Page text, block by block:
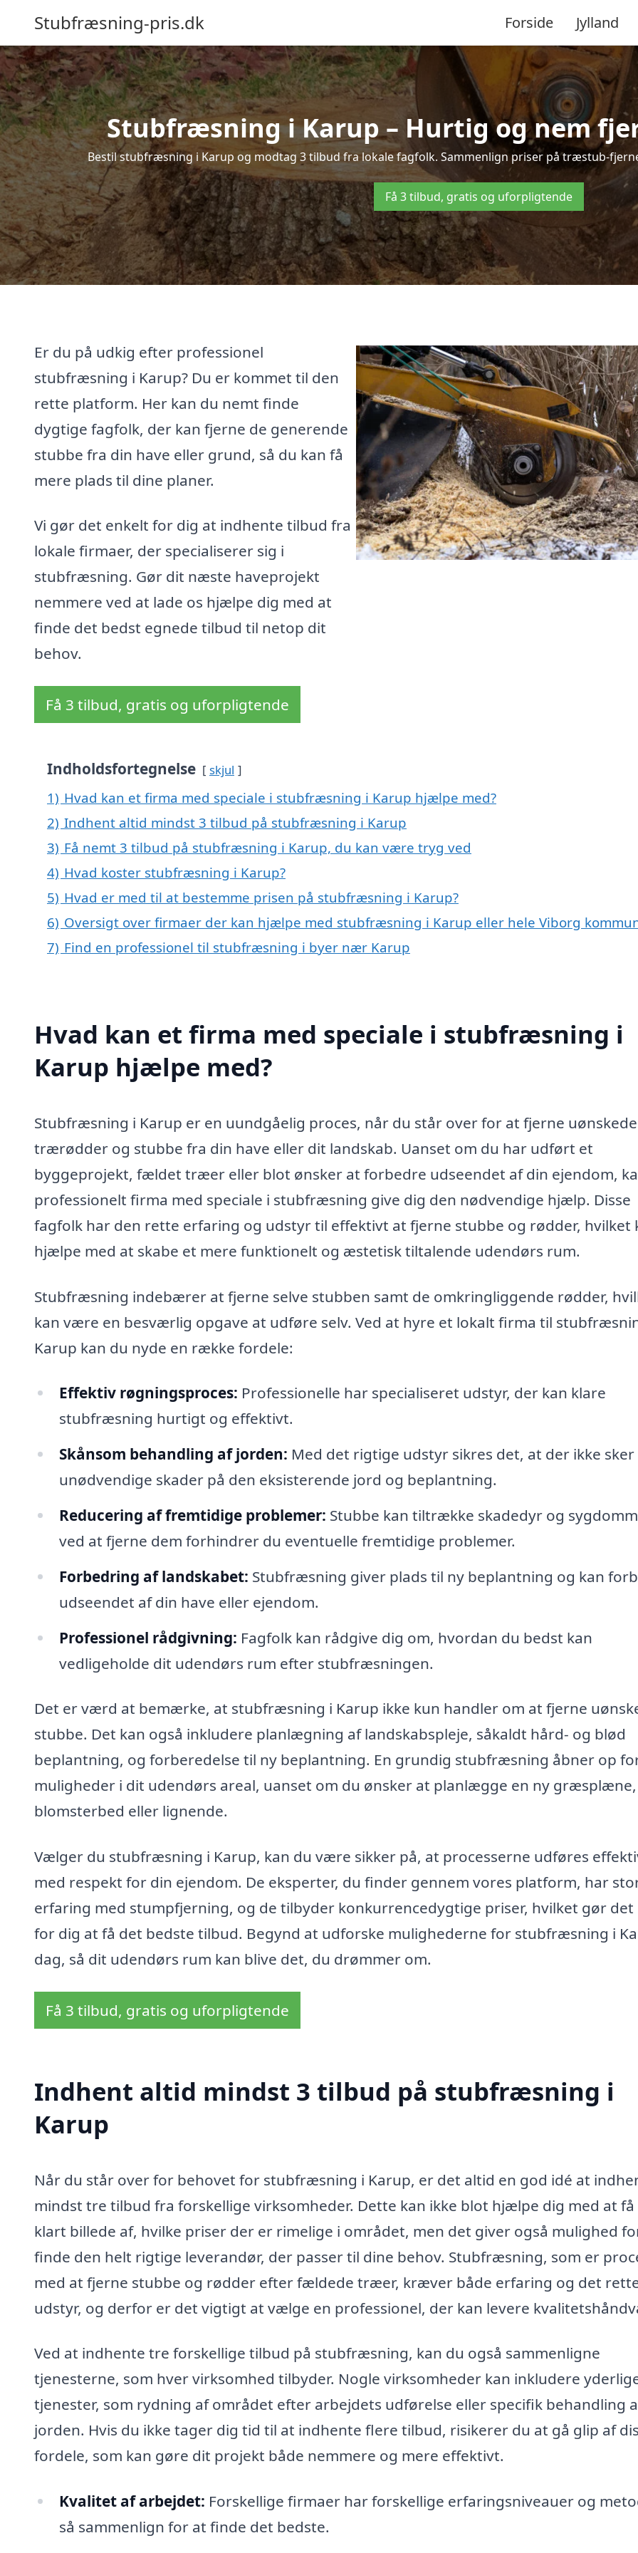
Stubfræsning-pris.dk Forside Jylland
Stubfræsning i Karup – Hurtig og nem
Bestil stubfræsning i Karup og modtag 3 tilbud fra lokale fagfolk. Sammenlign priser på træstub-
Få 3 tilbud, gratis og uforpligtende
Er du på udkig efter professionel
stubfræsning i Karup? Du er kommet til den
rette platform. Her kan du nemt finde
dygtige fagfolk, der kan fjerne de generende
stubbe fra din have eller grund, så du kan få
mere plads til dine planer.
Vi gør det enkelt for dig at indhente tilbud fra
lokale firmaer, der specialiserer sig i
stubfræsning. Gør dit næste haveprojekt
nemmere ved at lade os hjælpe dig med at
finde det bedst egnede tilbud til netop dit
behov.
Få 3 tilbud, gratis og uforpligtende
Indholdsfortegnelse skjul
1) Hvad kan et firma med speciale i stubfræsning i Karup hjælpe med?
2) Indhent altid mindst 3 tilbud på stubfræsning i Karup
3) Få nemt 3 tilbud på stubfræsning i Karup, du kan være tryg ved
4) Hvad koster stubfræsning i Karup?
5) Hvad er med til at bestemme prisen på stubfræsning i Karup?
6) Oversigt over firmaer der kan hjælpe med stubfræsning i Karup eller hele Viborg
7) Find en professionel til stubfræsning i byer nær Karup
Hvad kan et firma med speciale i stubfræsning i
Karup hjælpe med?
Stubfræsning i Karup er en uundgåelig proces, når du står over for at fjerne uønskede
trærødder og stubbe fra din have eller dit landskab. Uanset om du har udført et
byggeprojekt, fældet træer eller blot ønsker at forbedre udseendet af din ejendom,
professionelt firma med speciale i stubfræsning give dig den nødvendige hjælp. Disse
fagfolk har den rette erfaring og udstyr til effektivt at fjerne stubbe og rødder, hvilket
hjælpe med at skabe et mere funktionelt og æstetisk tiltalende udendørs rum.
Stubfræsning indebærer at fjerne selve stubben samt de omkringliggende rødder,
kan være en besværlig opgave at udføre selv. Ved at hyre et lokalt firma til
Karup kan du nyde en række fordele:
Effektiv røgningsproces: Professionelle har specialiseret udstyr, der kan klare
stubfræsning hurtigt og effektivt.
Skånsom behandling af jorden: Med det rigtige udstyr sikres det, at der ikke sker
unødvendige skader på den eksisterende jord og beplantning.
Reducering af fremtidige problemer: Stubbe kan tiltrække skadedyr og
ved at fjerne dem forhindrer du eventuelle fremtidige problemer.
Forbedring af landskabet: Stubfræsning giver plads til ny beplantning og kan
udseendet af din have eller ejendom.
Professionel rådgivning: Fagfolk kan rådgive dig om, hvordan du bedst kan
vedligeholde dit udendørs rum efter stubfræsningen.
Det er værd at bemærke, at stubfræsning i Karup ikke kun handler om at fjerne
stubbe. Det kan også inkludere planlægning af landskabspleje, såkaldt hård- og blød
beplantning, og forberedelse til ny beplantning. En grundig stubfræsning åbner op
muligheder i dit udendørs areal, uanset om du ønsker at planlægge en ny græsplæne,
blomsterbed eller lignende.
Vælger du stubfræsning i Karup, kan du være sikker på, at processerne udføres
med respekt for din ejendom. De eksperter, du finder gennem vores platform, har
erfaring med stumpfjerning, og de tilbyder konkurrencedygtige priser, hvilket gør
for dig at få det bedste tilbud. Begynd at udforske mulighederne for stubfræsning i
dag, så dit udendørs rum kan blive det, du drømmer om.
Få 3 tilbud, gratis og uforpligtende
Indhent altid mindst 3 tilbud på stubfræsning i
Karup
Når du står over for behovet for stubfræsning i Karup, er det altid en god idé at
mindst tre tilbud fra forskellige virksomheder. Dette kan ikke blot hjælpe dig med at
klart billede af, hvilke priser der er rimelige i området, men det giver også mulighed
finde den helt rigtige leverandør, der passer til dine behov. Stubfræsning, som er
med at fjerne stubbe og rødder efter fældede træer, kræver både erfaring og det
udstyr, og derfor er det vigtigt at vælge en professionel, der kan levere
Ved at indhente tre forskellige tilbud på stubfræsning, kan du også sammenligne
tjenesterne, som hver virksomhed tilbyder. Nogle virksomheder kan inkludere
tjenester, som rydning af området efter arbejdets udførelse eller specifik behandling
jorden. Hvis du ikke tager dig tid til at indhente flere tilbud, risikerer du at gå glip af
fordele, som kan gøre dit projekt både nemmere og mere effektivt.
Kvalitet af arbejdet: Forskellige firmaer har forskellige erfaringsniveauer og
så sammenlign for at finde det bedste.